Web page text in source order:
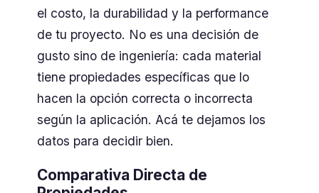
el costo, la durabilidad y la performance
de tu proyecto. No es una decisión de
gusto sino de ingeniería: cada material
tiene propiedades específicas que lo
hacen la opción correcta o incorrecta
según la aplicación. Acá te dejamos los
datos para decidir bien.
Comparativa Directa de